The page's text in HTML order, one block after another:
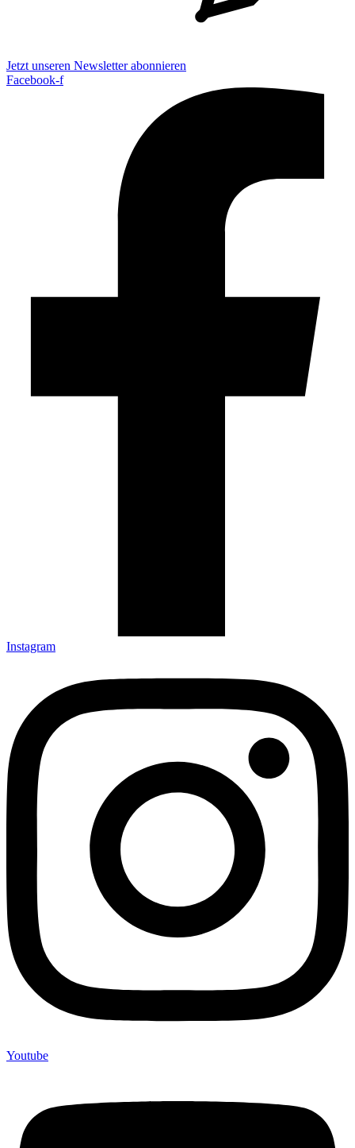
Jetzt unseren Newsletter abonnieren
Facebook-f
Instagram
Youtube